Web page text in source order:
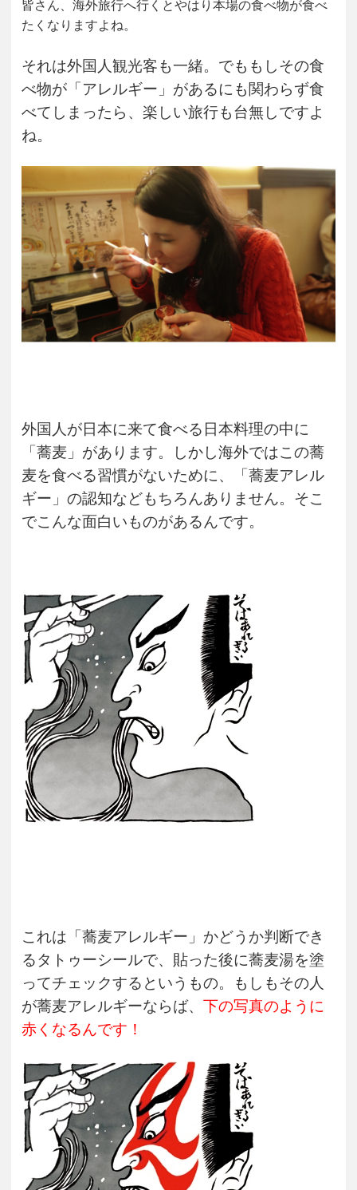
皆さん、海外旅行へ行くとやはり本場の食べ物が食べ
たくなりますよね。
それは外国人観光客も一緒。でももしその食
べ物が「アレルギー」があるにも関わらず食
べてしまったら、楽しい旅行も台無しですよ
ね。
外国人が日本に来て食べる日本料理の中に
「蕎麦」があります。しかし海外ではこの蕎
麦を食べる習慣がないために、「蕎麦アレル
ギー」の認知などもちろんありません。そこ
でこんな面白いものがあるんです。
これは「蕎麦アレルギー」かどうか判断でき
るタトゥーシールで、貼った後に蕎麦湯を塗
ってチェックするというもの。もしもその人
が蕎麦アレルギーならば、下の写真のように
赤くなるんです！